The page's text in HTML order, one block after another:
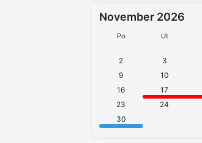
November 2026
Po Ut
2
3
9
10
16
17
23
24
30